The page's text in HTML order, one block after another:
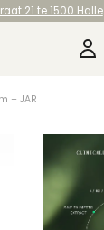
21 te 1500 Halle
+ JAR